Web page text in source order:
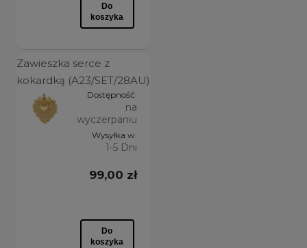
inny kształt (5)
moneta (1)
więcej
SPLOTY
nie dotyczy (6)
Do
koszyka
Zawieszka serce z
kokardką (A23/SET/28AU)
Dostępność:
na
wyczerpaniu
Wysyłka w:
1-5 Dni
99,00 zł
Do
koszyka